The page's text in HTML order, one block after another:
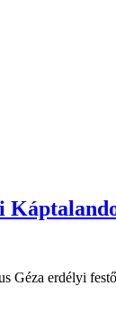
Géza erdélyi